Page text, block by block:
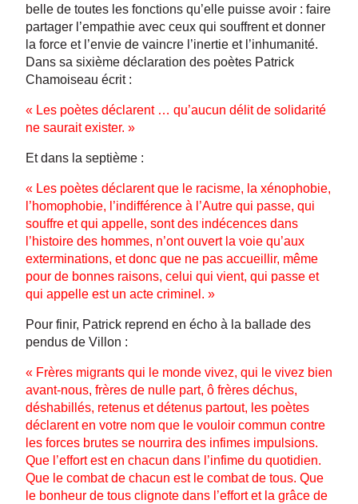
belle de toutes les fonctions qu’elle puisse avoir : faire
partager l’empathie avec ceux qui souffrent et donner
la force et l’envie de vaincre l’inertie et l’inhumanité.
Dans sa sixième déclaration des poètes Patrick
Chamoiseau écrit :
« Les poètes déclarent … qu’aucun délit de solidarité
ne saurait exister. »
Et dans la septième :
« Les poètes déclarent que le racisme, la xénophobie,
l’homophobie, l’indifférence à l’Autre qui passe, qui
souffre et qui appelle, sont des indécences dans
l’histoire des hommes, n’ont ouvert la voie qu’aux
exterminations, et donc que ne pas accueillir, même
pour de bonnes raisons, celui qui vient, qui passe et
qui appelle est un acte criminel. »
Pour finir, Patrick reprend en écho à la ballade des
pendus de Villon :
« Frères migrants qui le monde vivez, qui le vivez bien
avant-nous, frères de nulle part, ô frères déchus,
déshabillés, retenus et détenus partout, les poètes
déclarent en votre nom que le vouloir commun contre
les forces brutes se nourrira des infimes impulsions.
Que l’effort est en chacun dans l’infime du quotidien.
Que le combat de chacun est le combat de tous. Que
le bonheur de tous clignote dans l’effort et la grâce de